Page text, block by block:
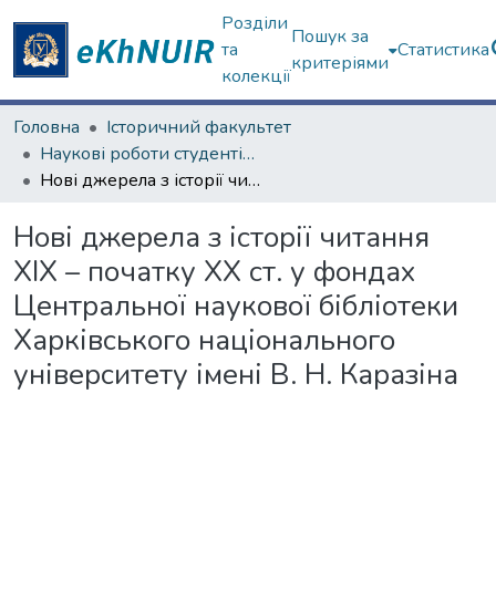
Розділи
та
колекції
Пошук за
критеріями
Статистика
Головна
Історичний факультет
Наукові роботи студентів та аспірантів. Історичний факультет
Нові джерела з історії читання ХІХ – початку ХХ ст. у фондах Центральної наукової бібліотеки Харківського національного університету імені В. Н. Каразіна
Нові джерела з історії читання
ХІХ – початку ХХ ст. у фондах
Центральної наукової бібліотеки
Харківського національного
університету імені В. Н. Каразіна